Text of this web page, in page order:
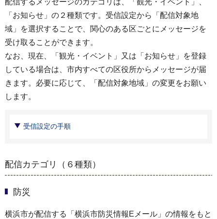
「お知らせ」の２種類です。受信設定から「配信対象地
域」を選択することで、関心のある区ごとにメッセージを
受け取ることができます。
なお、現在、「観光・イベント」又は「お知らせ」を登録
している場合は、市内すべての区役所からメッセージが届
きます。必要に応じて、「配信対象地域」の変更をお願い
します。
受信設定の手順
配信カテゴリ（６種類）
防災
横浜市が配信する「横浜市防災情報Eメール」の情報をもと